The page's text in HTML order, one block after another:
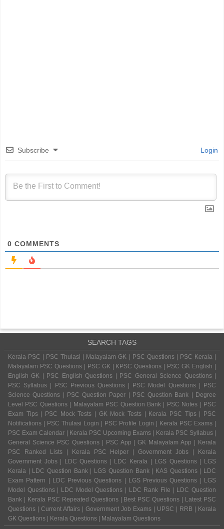
Subscribe Login
0 COMMENTS
SEARCH TAGS
Kerala PSC | PSC Thulasi | Malayalam GK | PSC Questions | PSC Kerala |
Malayalam PSC Questions | PSC GK | KPSC Questions | PSC GK English |
English GK | PSC English Questions | PSC General Science Questions |
PSC Syllabus | PSC Previous Questions | PSC Model Questions | PSC
Science Questions | PSC Question Paper | PSC Question Bank | Degree
Level PSC Questions | Malayalam PSC Question Bank | PSC Notes | PSC
Exam Tips | PSC Mock Tests | GK Mock Tests | Kerala PSC Tips | PSC
Notifications | PSC Thulasi Login | PSC Profile Login | Kerala PSC Exams |
PSC Exam Calendar | Kerala PSC Upcoming Exams | Kerala PSC Syllabus |
General Science PSC Questions | PSC App | GK Malayalam App | Kerala
PSC Ranked Lists | Kerala PSC Helper | Government Jobs | Kerala
Government Jobs | LDC Questions | LDC Kerala | LGS Questions | LGS
Kerala | LDC Question Bank | LGS Question Bank | KAS Questions | LDC
Exam Pattern | LDC Previous Questions | LGS Previous Questions | LGS
Model Questions | LDC Model Questions | LDC Rank File | LDC Question
Bank | Kerala PSC Repeated Questions | Best PSC Questions | Latest PSC
Questions | Current Affairs | Government Job Exams | UPSC | RRB | Kerala
GK Questions | Kerala Questions | Malayalam Questions